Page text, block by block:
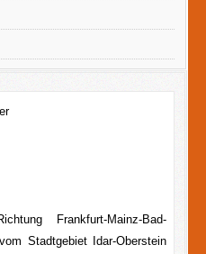
Frankfurt-Mainz-Bad-
Stadtgebiet Idar-Oberstein